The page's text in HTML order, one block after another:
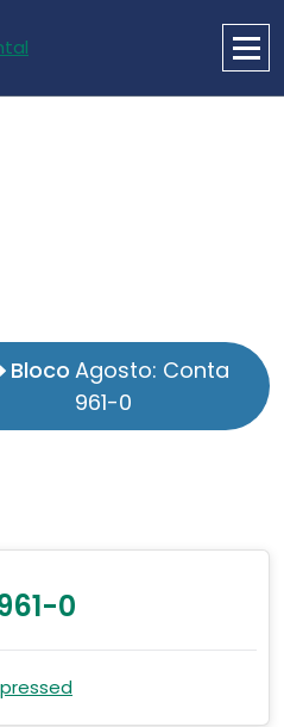
Bloco Agosto: Conta
961-0
0